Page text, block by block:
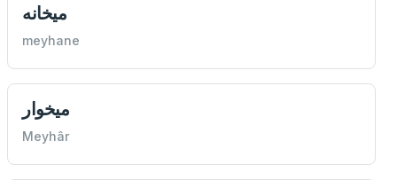
ميخانه
meyhane
ميخوار
Meyhâr